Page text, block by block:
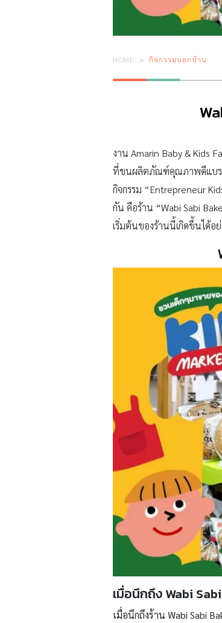
HOME กิจกรรมนอกบ้าน
งาน Amarin Baby & Kids
ที่ขนผลิตภัณฑ์คุณภาพดีแบรน
กิจกรรม “Entrepreneur
กัน คือร้าน “Wabi Sabi
เริ่มต้นของร้านนี้เกิดขึ้นได้อ
เมื่อนึกถึง Wabi
เมื่อนึกถึงร้าน Wabi Sabi